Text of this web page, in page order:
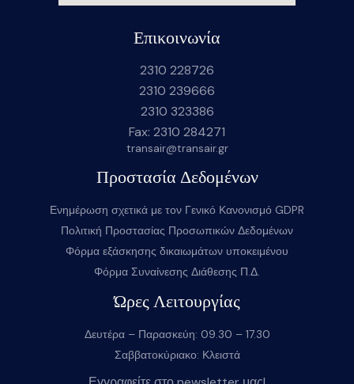
Επικοινωνία
2310 228726
2310 239666
2310 323386
Fax: 2310 284271
transair@transair.gr
Προστασία Δεδομένων
Ενημέρωση σχετικά με τον Γενικό Κανονισμό GDPR
Πολιτική Προστασίας Προσωπικών Δεδομένων
Φόρμα εξάσκησης δικαιωμάτων υποκειμένου
Φόρμα Συναίνεσης Διάθεσης Π.Δ.
Ώρες Λειτουργίας
Δευτέρα – Παρασκεύη: 09.30 – 17.30
Σαββατοκύριακο: Κλειστά